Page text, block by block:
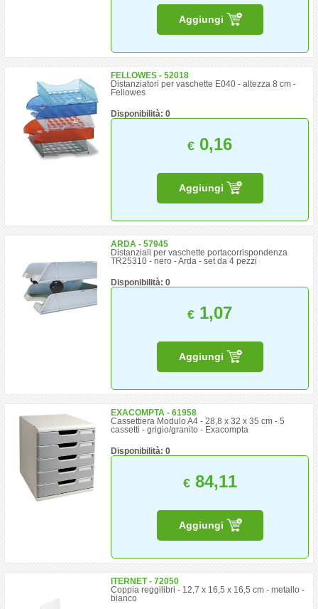
Aggiungi
FELLOWES - 52018
Distanziatori per vaschette E040 - altezza 8 cm -
Fellowes
Disponibilità: 0
€ 0,16
Aggiungi
ARDA - 57945
Distanziali per vaschette portacorrispondenza
TR25310 - nero - Arda - set da 4 pezzi
Disponibilità: 0
€ 1,07
Aggiungi
EXACOMPTA - 61958
Cassettiera Modulo A4 - 28,8 x 32 x 35 cm - 5
cassetti - grigio/granito - Exacompta
Disponibilità: 0
€84,11
Aggiungi
ITERNET - 72050
Coppia reggilibri - 12,7 x 16,5 x 16,5 cm - metallo -
bianco